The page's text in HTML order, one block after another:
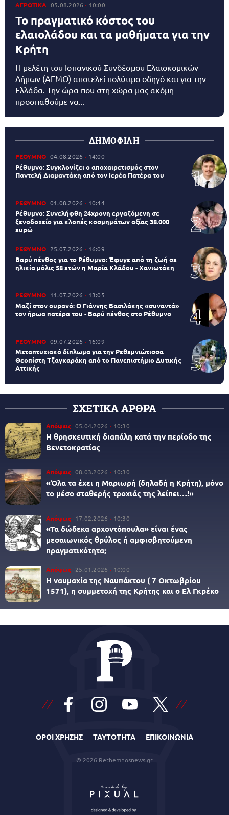
ΑΓΡΟΤΙΚΑ 05.08.2026 10:00
Το πραγματικό κόστος του
ελαιολάδου και τα μαθήματα για την
Κρήτη
Η μελέτη του Ισπανικού Συνδέσμου Ελαιοκομικών
Δήμων (AEMO) αποτελεί πολύτιμο οδηγό και για την
Ελλάδα. Την ώρα που στη χώρα μας ακόμη
προσπαθούμε να...
ΔΗΜΟΦΙΛΗ
ΡΕΘΥΜΝΟ 04.08.2026 14:00
Ρέθυμνο: Συγκλονίζει ο αποχαιρετισμός στον
Παντελή Διαμαντάκη από τον Ιερέα Πατέρα του
ΡΕΘΥΜΝΟ 01.08.2026 10:44
Ρέθυμνο: Συνελήφθη 24χρονη εργαζόμενη σε
ξενοδοχείο για κλοπές κοσμημάτων αξίας 38.000
ευρώ
ΡΕΘΥΜΝΟ 25.07.2026 16:09
Βαρύ πένθος για το Ρέθυμνο: Έφυγε από τη ζωή σε
ηλικία μόλις 58 ετών η Μαρία Κλάδου - Χανιωτάκη
ΡΕΘΥΜΝΟ 11.07.2026 13:05
Μαζί στον ουρανό: Ο Γιάννης Βασιλάκης «συναντά»
τον ήρωα πατέρα του - Βαρύ πένθος στο Ρέθυμνο
ΡΕΘΥΜΝΟ 09.07.2026 16:09
Μεταπτυχιακό δίπλωμα για την Ρεθεμνιώτισσα
Θεοπίστη Τζαγκαράκη από το Πανεπιστήμιο Δυτικής
Αττικής
ΣΧΕΤΙΚΑ ΑΡΘΡΑ
Απόψεις 05.04.2026 10:30
Η θρησκευτική διαπάλη κατά την περίοδο της
Βενετοκρατίας
Απόψεις 08.03.2026 10:30
«Όλα τα έχει η Μαριωρή (δηλαδή η Κρήτη), μόνο
το μέσο σταθερής τροχιάς της λείπει…!»
Απόψεις 17.02.2026 10:30
«Τα δώδεκα αρχοντόπουλα» είναι ένας
μεσαιωνικός θρύλος ή αμφισβητούμενη
πραγματικότητα;
Απόψεις 25.01.2026 10:00
Η ναυμαχία της Ναυπάκτου ( 7 Οκτωβρίου
1571), η συμμετοχή της Κρήτης και ο Ελ Γκρέκο
ΟΡΟΙ ΧΡΗΣΗΣ ΤΑΥΤΟΤΗΤΑ ΕΠΙΚΟΙΝΩΝΙΑ
© 2026 Rethemnosnews.gr